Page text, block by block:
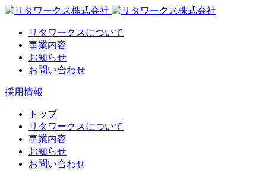
リタワークスについて
事業内容
お知らせ
お問い合わせ
採用情報
トップ
リタワークスについて
事業内容
お知らせ
お問い合わせ